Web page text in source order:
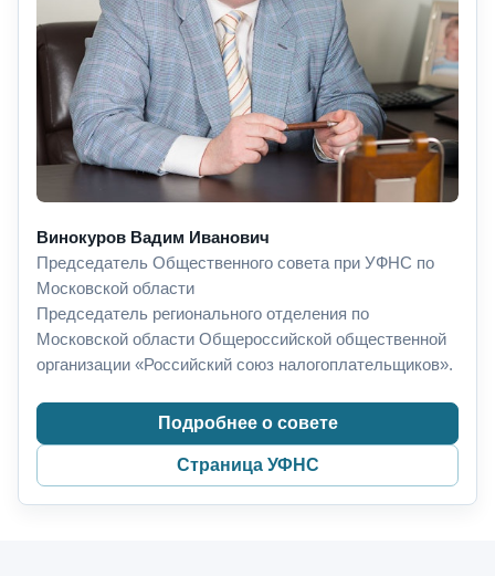
Винокуров Вадим Иванович
Председатель Общественного совета при УФНС по
Московской области
Председатель регионального отделения по
Московской области Общероссийской общественной
организации «Российский союз налогоплательщиков».
Подробнее о совете
Страница УФНС